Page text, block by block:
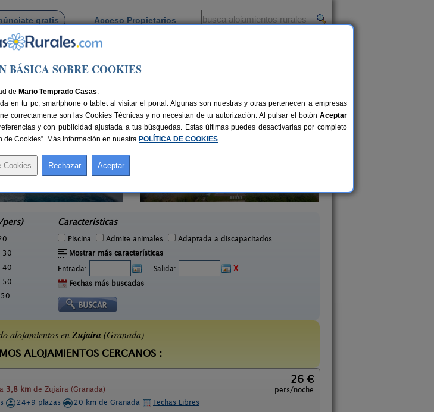
gratis Acceso Propietarios
Balcón de Valor
pers)
30
40
50
Características
Piscina Admite animales
Adaptada a discapacitados
Mostrar más características
Entrada:
- Salida:
X
Fechas más buscadas
alojamientos enZujaira (Granada)
ALOJAMIENTOS CERCANOS :
a 3,8 km de Zujaira (Granada)
26 €
pers/noche
24+9 plazas 20 km de Granada
Fechas Libres
BÁSICA SOBRE COOKIES
de Mario Temprado Casas.
en tu pc, smartphone o tablet al visitar el portal. Algunas son nuestras y otras pertenecen a empresas
correctamente son las Cookies Técnicas y no necesitan de tu autorización. Al pulsar el botón Aceptar
y con publicidad ajustada a tus búsquedas. Estas últimas puedes desactivarlas por completo
Cookies”. Más información en nuestra POLÍTICA DE COOKIES.